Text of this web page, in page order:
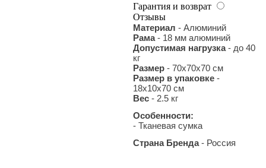
Гарантия и возврат
Отзывы
Материал - Алюминий
Рама- 18 мм алюминий
Допустимая нагрузка- до 40
кг
Размер - 70x70x70 см
Размер в упаковке -
18х10х70 см
Вес - 2.5 кг
Особенности:
- Тканевая сумка
Страна Бренда- Россия